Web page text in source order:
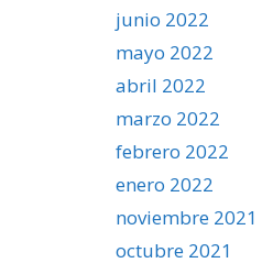
junio 2022
mayo 2022
abril 2022
marzo 2022
febrero 2022
enero 2022
noviembre 2021
octubre 2021